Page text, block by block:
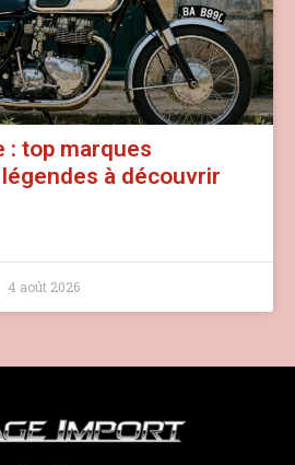
: top marques
à découvrir
4 août 2026